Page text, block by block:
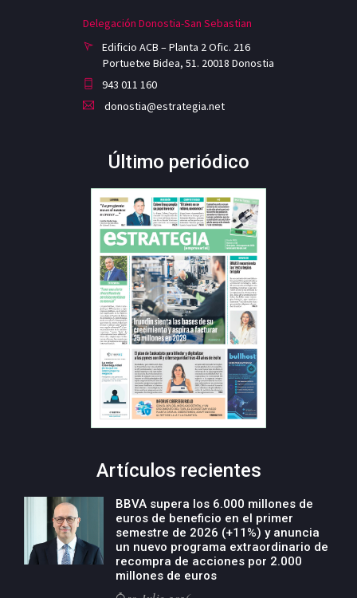
Delegación Donostia-San Sebastian
Edificio ACB – Planta 2 Ofic. 216
Portuetxe Bidea, 51. 20018 Donostia
943 011 160
donostia@estrategia.net
Último periódico
Artículos recientes
BBVA supera los 6.000 millones de
euros de beneficio en el primer
semestre de 2026 (+11%) y anuncia
un nuevo programa extraordinario de
recompra de acciones por 2.000
millones de euros